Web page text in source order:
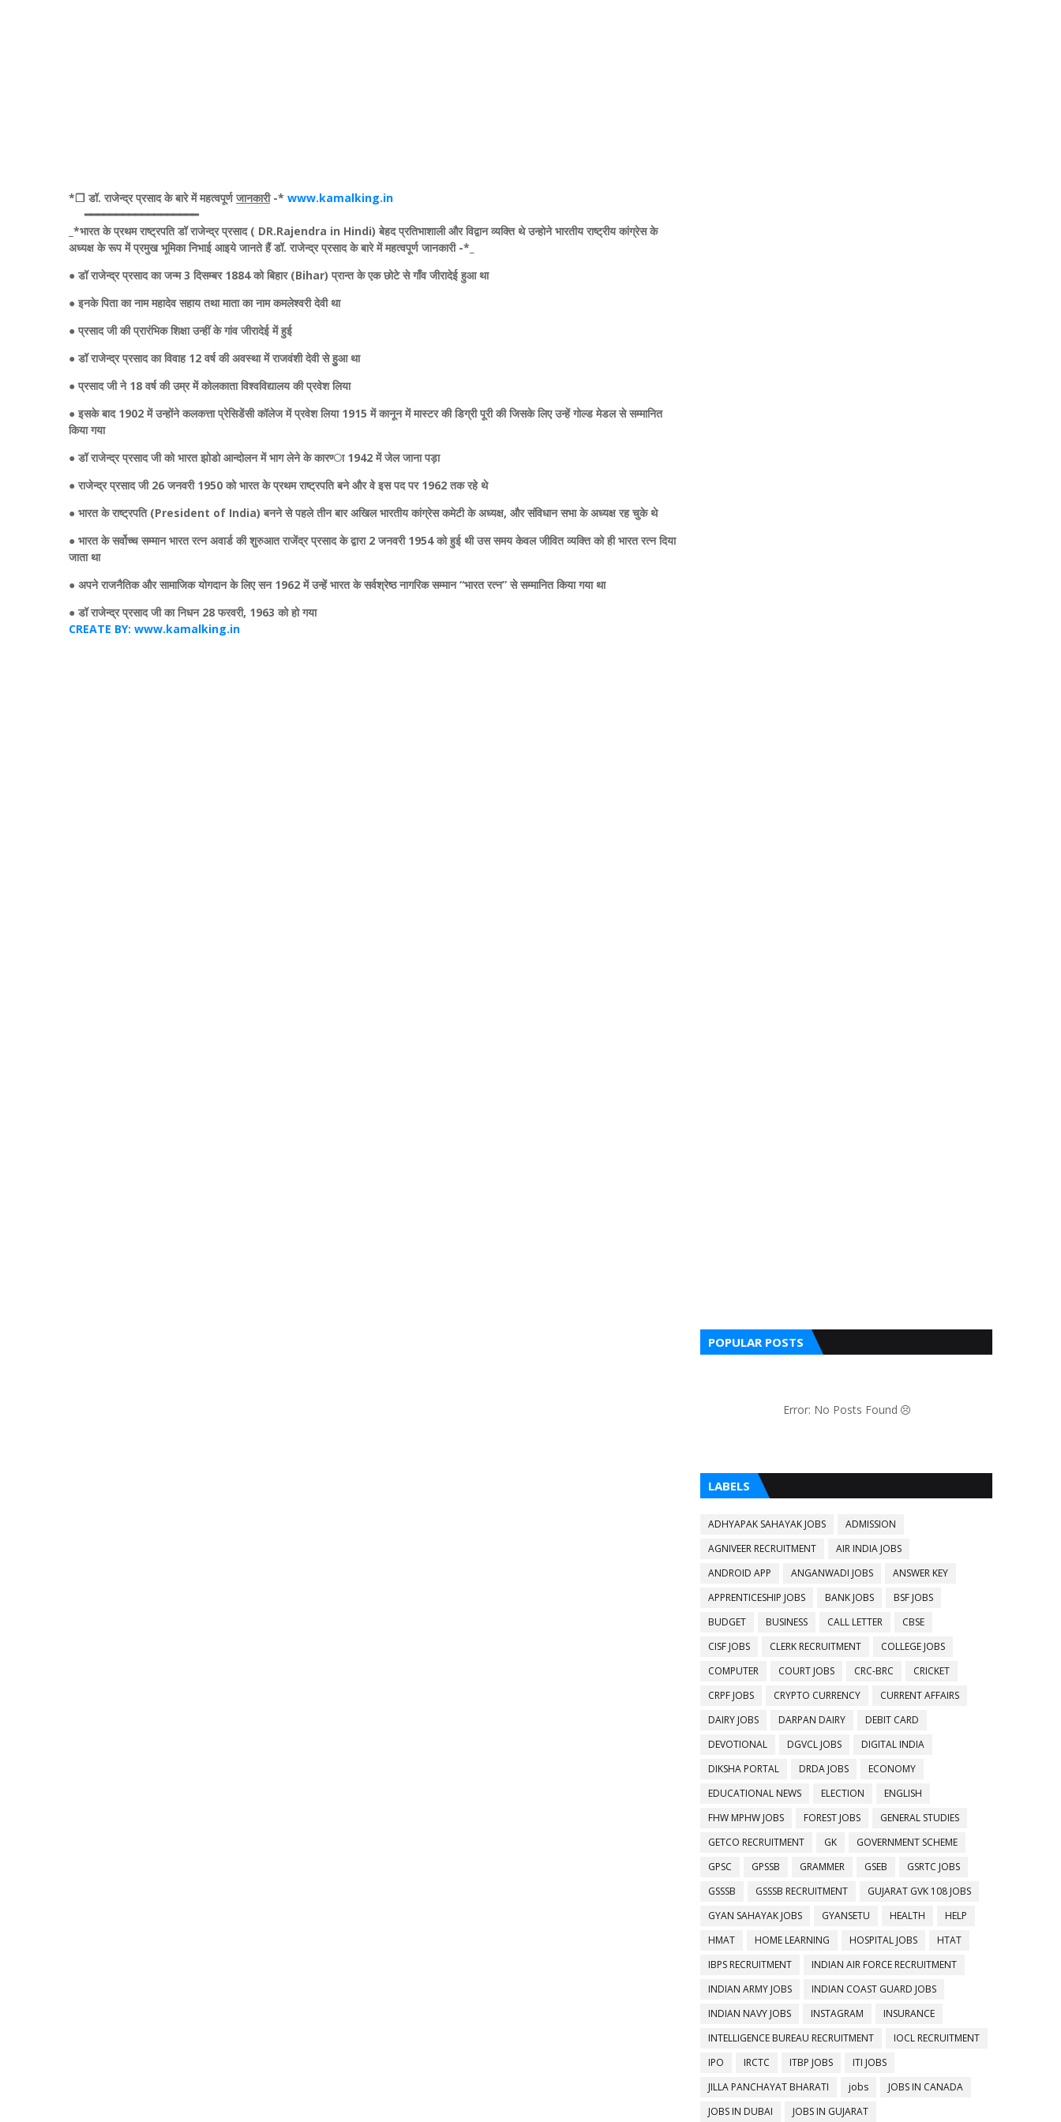
*❒ डॉ. राजेन्द्र प्रसाद के बारे में महत्‍वपूर्णजानकारी-* www.kamalking.in
━━━━━━━━━━━━━━━━━━
_*भारत के प्रथम राष्‍ट्रपति डॉ राजेन्‍द्र प्रसाद ( DR.Rajendra in Hindi) बेहद प्रतिभाशाली और विद्वान व्यक्ति थे उन्‍होने भारतीय राष्ट्रीय कांग्रेस के
अध्यक्ष के रूप में प्रमुख भूमिका निभाई आइये जानते हैं डॉ. राजेन्द्र प्रसाद के बारे में महत्‍वपूर्ण जानकारी -*_
● डॉ राजेन्‍द्र प्रसाद का जन्‍म 3 दिसम्बर 1884 को बिहार (Bihar) प्रान्त के एक छोटे से गाँव जीरादेई हुआ था
● इनके पिता का नाम महादेव सहाय तथा माता का नाम कमलेश्वरी देवी था
● प्रसाद जी की प्रारंभिक शिक्षा उन्हीं के गांव जीरादेई में हुई
● डॉ राजेन्‍द्र प्रसाद का विवाह 12 वर्ष की अवस्‍था में राजवंशी देवी से हुुआ था
● प्रसाद जी ने 18 वर्ष की उम्र में कोलकाता विश्वविद्यालय की प्रवेश लिया
● इसके बाद 1902 में उन्होंने कलकत्ता प्रेसिडेंसी कॉलेज में प्रवेश लिया 1915 में कानून में मास्टर की डिग्री पूरी की जिसके लिए उन्हें गोल्ड मेडल से सम्मानित
किया गया
● डॉ राजेन्‍द्र प्रसाद जी को भारत झोडो आन्‍दोलन में भाग लेने के कारण्‍ा 1942 में जेल जाना पड़ा
● राजेन्‍द्र प्रसाद जी 26 जनवरी 1950 को भारत के प्रथम राष्ट्रपति बने और वे इस पद पर 1962 तक रहे थे
● भारत के राष्ट्रपति (President of India) बनने से पहले तीन बार अखिल भारतीय कांग्रेस कमेटी के अध्यक्ष, और संविधान सभा के अध्यक्ष रह चुके थे
● भारत के सर्वोच्‍च सम्‍मान भारत रत्न अवार्ड की शुरुआत राजेंद्र प्रसाद के द्वारा 2 जनवरी 1954 को हुई थी उस समय केवल जीवित व्यक्ति को ही भारत रत्न दिया
जाता था
● अपने राजनैतिक और सामाजिक योगदान के लिए सन 1962 में उन्हें भारत के सर्वश्रेष्ठ नागरिक सम्मान “भारत रत्न” से सम्‍मानित किया गया था
● डॉ राजेन्‍द्र प्रसाद जी का निधन 28 फरवरी, 1963 को हो गया
CREATE BY: www.kamalking.in
POPULAR POSTS
Error: No Posts Found
LABELS
ADHYAPAK SAHAYAK JOBS
ADMISSION
AGNIVEER RECRUITMENT
AIR INDIA JOBS
ANDROID APP
ANGANWADI JOBS
ANSWER KEY
APPRENTICESHIP JOBS
BANK JOBS
BSF JOBS
BUDGET
BUSINESS CALL LETTER
CBSE
CISF JOBS
CLERK RECRUITMENT
COLLEGE JOBS
COMPUTER
COURT JOBS CRC-BRC
CRICKET
CRPF JOBS
CRYPTO CURRENCY
CURRENT AFFAIRS
DAIRY JOBS
DARPAN DAIRY
DEBIT CARD
DEVOTIONAL
DGVCL JOBS
DIGITAL INDIA
DIKSHA PORTAL
DRDA JOBS
ECONOMY
EDUCATIONAL NEWS
ELECTION
ENGLISH
FHW MPHW JOBS
FOREST JOBS
GENERAL STUDIES
GETCO RECRUITMENT
GK
GOVERNMENT SCHEME
GPSC
GPSSB GRAMMER GSEB
GSRTC JOBS
GSSSB
GSSSB RECRUITMENT
GUJARAT GVK 108 JOBS
GYAN SAHAYAK JOBS
GYANSETU HEALTH
HELP
HMAT
HOME LEARNING HOSPITAL JOBS
HTAT
IBPS RECRUITMENT
INDIAN AIR FORCE RECRUITMENT
INDIAN ARMY JOBS
INDIAN COAST GUARD JOBS
INDIAN NAVY JOBS
INSTAGRAM
INSURANCE
INTELLIGENCE BUREAU RECRUITMENT
IOCL RECRUITMENT
IPO
IRCTC ITBP JOBS
ITI JOBS
JILLA PANCHAYAT BHARATI
jobs
JOBS IN CANADA
JOBS IN DUBAI
JOBS IN GUJARAT